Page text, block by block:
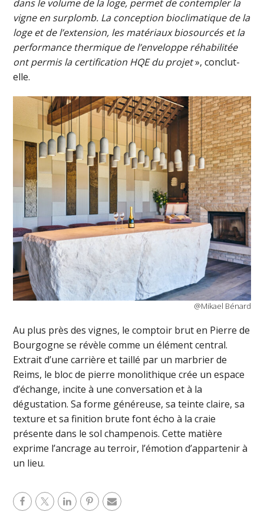
dans le volume de la loge, permet de contempler la
vigne en surplomb. La conception bioclimatique de la
loge et de l’extension, les matériaux biosourcés et la
performance thermique de l’enveloppe réhabilitée
ont permis la certification HQE du projet», conclut-
elle.
@Mikael Bénard
Au plus près des vignes, le comptoir brut en Pierre de
Bourgogne se révèle comme un élément central.
Extrait d’une carrière et taillé par un marbrier de
Reims, le bloc de pierre monolithique crée un espace
d’échange, incite à une conversation et à la
dégustation. Sa forme généreuse, sa teinte claire, sa
texture et sa finition brute font écho à la craie
présente dans le sol champenois. Cette matière
exprime l’ancrage au terroir, l’émotion d’appartenir à
un lieu.